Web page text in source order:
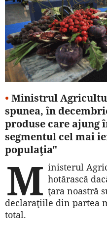
• Ministrul
spunea, în
produse care ajung
segmentul cel mai
populaţia"
M inisterul
hotărască
ţara noastră
declaraţiile din partea
total.